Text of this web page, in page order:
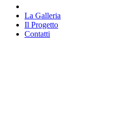
La Galleria
Il Progetto
Contatti